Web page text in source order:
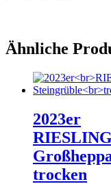
Ähnliche
2023er
trocken